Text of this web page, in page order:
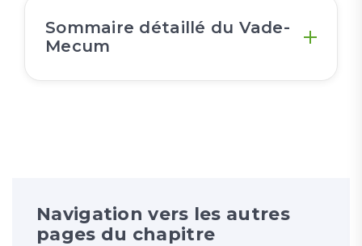
Sommaire détaillé du Vade-
Mecum
Navigation vers les autres
pages du chapitre